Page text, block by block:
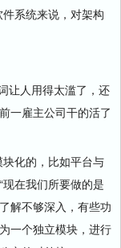
系统来说，对架构
让人用得太滥了，还
一雇主公司干的活了
化的，比如平台与
在我们所要做的是
解不够深入，有些功
一个独立模块，进行